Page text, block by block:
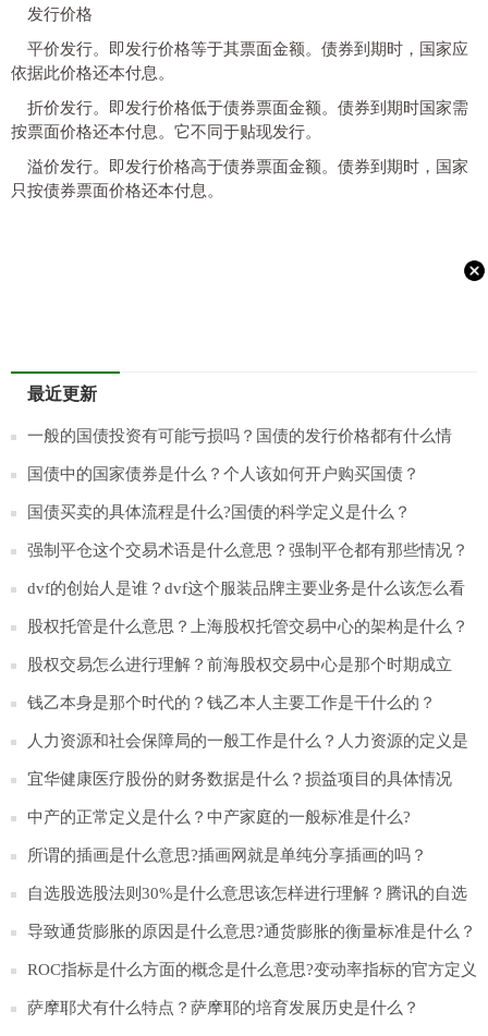
发行价格
平价发行。即发行价格等于其票面金额。债券到期时， 国家应
依据此价格还本付息。
折价发行。即发行价格低于债券票面金额。债券到期时国家需
按票面价格还本付息。它不同于贴现发行。
溢价发行。即发行价格高于债券票面金额。债券到期时， 国家
只按债券票面价格还本付息。
最近更新
一般的国债投资有可能亏损吗？国债的发行价格都有什么情
况？
国债中的国家债券是什么？个人该如何开户购买国债？
国债买卖的具体流程是什么?国债的科学定义是什么？
强制平仓这个交易术语是什么意思？强制平仓都有那些情况？
dvf的创始人是谁？dvf这个服装品牌主要业务是什么该怎么看
待？
股权托管是什么意思？上海股权托管交易中心的架构是什么？
股权交易怎么进行理解？前海股权交易中心是那个时期成立
的？
钱乙本身是那个时代的？钱乙本人主要工作是干什么的？
人力资源和社会保障局的一般工作是什么？人力资源的定义是
什么？
宜华健康医疗股份的财务数据是什么？损益项目的具体情况
是？
中产的正常定义是什么？中产家庭的一般标准是什么?
所谓的插画是什么意思?插画网就是单纯分享插画的吗？
自选股选股法则30%是什么意思该怎样进行理解？腾讯的自选
股怎么样？
导致通货膨胀的原因是什么意思?通货膨胀的衡量标准是什么？
ROC指标是什么方面的概念是什么意思?变动率指标的官方定义
是什么？
萨摩耶犬有什么特点？萨摩耶的培育发展历史是什么？